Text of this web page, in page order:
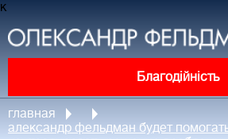
к
Благодійність
главная
александр фельдман будет